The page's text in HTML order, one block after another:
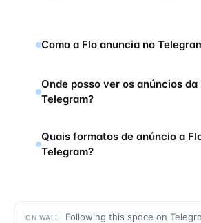
Como a Flo anuncia no
Onde posso ver os anúncios da
Telegram?
Quais formatos de anúncio a
Telegram?
ON WALL
Following this space on